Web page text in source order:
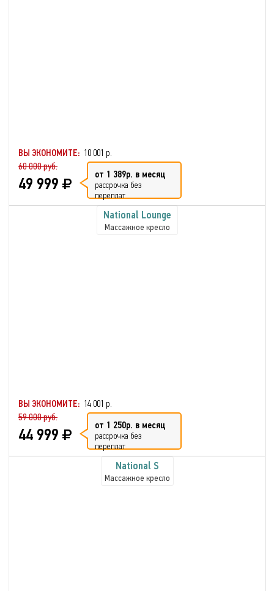
ВЫ ЭКОНОМИТЕ: 10 001 р.
60 000 руб.
49 999 от 1 389р. в месяц
рассрочка без
переплат
National Lounge
Массажное кресло
ВЫ ЭКОНОМИТЕ: 14 001 р.
59 000 руб.
44 999 от 1 250р. в месяц
рассрочка без
переплат
National S
Массажное кресло